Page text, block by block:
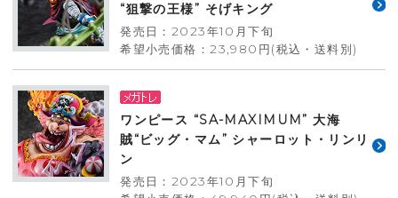
“狙撃の王様” そげキング
発売日：2023年10月下旬
希望小売価格：23,980円(税込・送料別)
ワンピース “SA-MAXIMUM” 大海
賊“ビッグ・マム” シャーロット・リンリ
ン
発売日：2023年10月下旬